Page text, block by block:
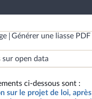
Générer une liasse PDF
open data
ci-dessous sont :
sur le projet de loi, après